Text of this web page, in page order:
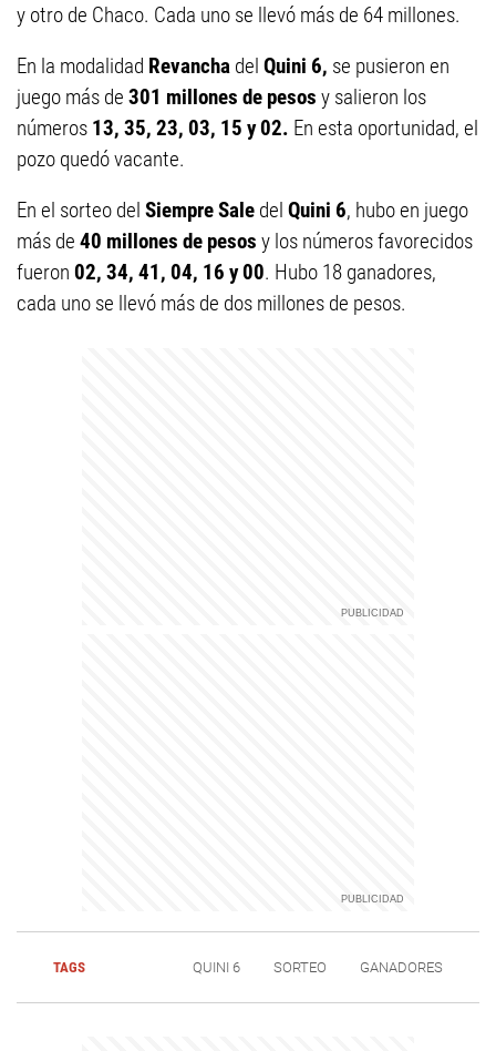
y otro de Chaco. Cada uno se llevó más de 64 millones.
En la modalidad Revancha del Quini 6, se pusieron en
juego más de 301 millones de pesos y salieron los
números 13, 35, 23, 03, 15 y 02. En esta oportunidad, el
pozo quedó vacante.
En el sorteo del Siempre Sale del Quini 6, hubo en juego
más de 40 millones de pesos y los números favorecidos
fueron 02, 34, 41, 04, 16 y 00. Hubo 18 ganadores,
cada uno se llevó más de dos millones de pesos.
TAGS QUINI 6 SORTEO GANADORES